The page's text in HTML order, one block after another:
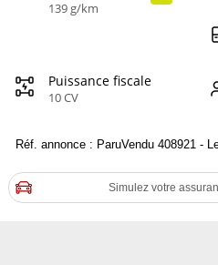
139 g/km
Puissance fiscale
10 CV
Réf. annonce : ParuVendu 408921 -
Simulez votre